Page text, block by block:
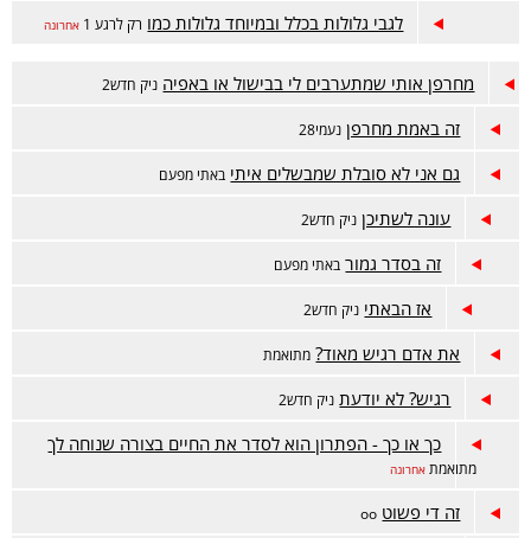
לגבי גלולות בכלל ובמיוחד גלולות כמו רק לרגע 1 אחרונה
מחרפן אותי שמתערבים לי בבישול או באפיה ניק חדש2
זה באמת מחרפן נעמי28
גם אני לא סובלת שמבשלים איתי באתי מפעם
עונה לשתיכן ניק חדש2
זה בסדר גמור באתי מפעם
אז הבאתי ניק חדש2
את אדם רגיש מאוד? מתואמת
רגיש? לא יודעת ניק חדש2
כך או כך - הפתרון הוא לסדר את החיים בצורה שנוחה לך
מתואמת אחרונה
זה די פשוט oo